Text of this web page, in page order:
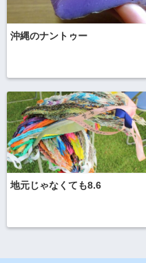
沖縄のナントゥー
地元じゃなくても8.6